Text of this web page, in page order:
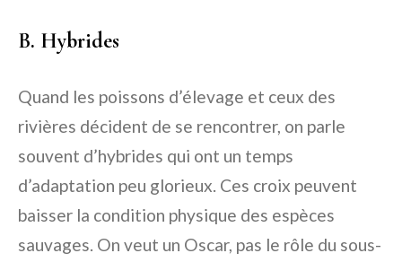
B. Hybrides
Quand les poissons d’élevage et ceux des
rivières décident de se rencontrer, on parle
souvent d’hybrides qui ont un temps
d’adaptation peu glorieux. Ces croix peuvent
baisser la condition physique des espèces
sauvages. On veut un Oscar, pas le rôle du sous-